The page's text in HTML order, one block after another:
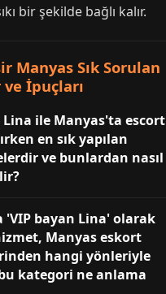
bir şekilde bağlı kalır.
Manyas Sık Sorulan
İpuçları
Lina ile Manyas'ta escort
en sık yapılan
ve bunlardan nasıl
'VIP bayan Lina' olarak
Manyas eskort
hangi yönleriyle
bu kategori ne anlama